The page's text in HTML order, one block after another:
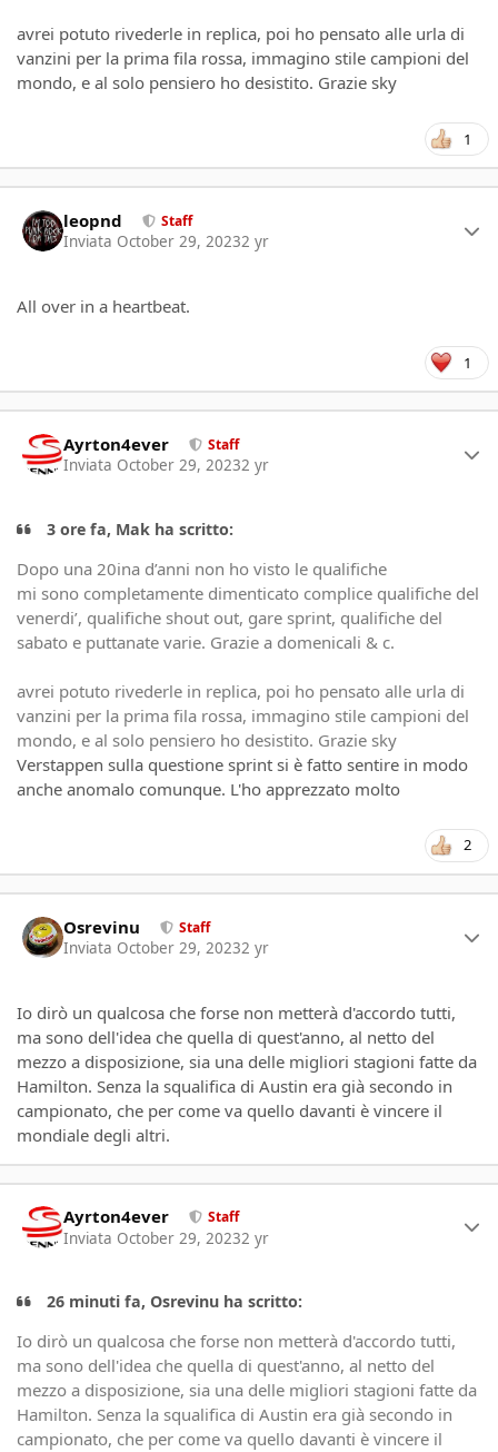
avrei potuto rivederle in replica, poi ho pensato alle urla di
vanzini per la prima fila rossa, immagino stile campioni del
mondo, e al solo pensiero ho desistito. Grazie sky
1
leopnd Staff
Inviata October 29, 20232 yr
All over in a heartbeat.
1
Ayrton4ever Staff
Inviata October 29, 20232 yr
3 ore fa, Mak ha scritto:
Dopo una 20ina d’anni non ho visto le qualifiche
mi sono completamente dimenticato complice qualifiche del
venerdi’, qualifiche shout out, gare sprint, qualifiche del
sabato e puttanate varie. Grazie a domenicali & c.
avrei potuto rivederle in replica, poi ho pensato alle urla di
vanzini per la prima fila rossa, immagino stile campioni del
mondo, e al solo pensiero ho desistito. Grazie sky
Verstappen sulla questione sprint si è fatto sentire in modo
anche anomalo comunque. L'ho apprezzato molto
2
Osrevinu Staff
Inviata October 29, 20232 yr
Io dirò un qualcosa che forse non metterà d'accordo tutti,
ma sono dell'idea che quella di quest'anno, al netto del
mezzo a disposizione, sia una delle migliori stagioni fatte da
Hamilton. Senza la squalifica di Austin era già secondo in
campionato, che per come va quello davanti è vincere il
mondiale degli altri.
Ayrton4ever Staff
Inviata October 29, 20232 yr
26 minuti fa, Osrevinu ha scritto:
Io dirò un qualcosa che forse non metterà d'accordo tutti,
ma sono dell'idea che quella di quest'anno, al netto del
mezzo a disposizione, sia una delle migliori stagioni fatte da
Hamilton. Senza la squalifica di Austin era già secondo in
campionato, che per come va quello davanti è vincere il